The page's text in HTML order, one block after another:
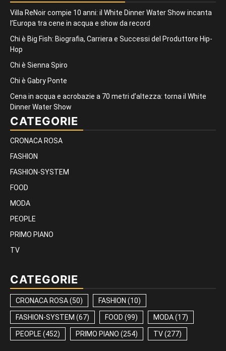
Villa ReNoir compie 10 anni: il White Dinner Water Show incanta
l’Europa tra cene in acqua e show da record
Chi è Big Fish: Biografia, Carriera e Successi del Produttore Hip-
Hop
Chi è Sienna Spiro
Chi è Gabry Ponte
Cena in acqua e acrobazie a 70 metri d’altezza: torna il White
Dinner Water Show
CATEGORIE
CRONACA ROSA
FASHION
FASHION-SYSTEM
FOOD
MODA
PEOPLE
PRIMO PIANO
TV
CATEGORIE
CRONACA ROSA(50) FASHION (10)
FASHION-SYSTEM (67) FOOD (99) MODA(17)
PEOPLE (452) PRIMO PIANO (254) TV(277)